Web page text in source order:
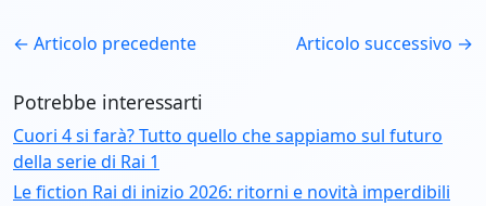
← Articolo precedente Articolo successivo →
Potrebbe interessarti
Cuori 4 si farà? Tutto quello che sappiamo sul futuro
della serie di Rai 1
Le fiction Rai di inizio 2026: ritorni e novità imperdibili